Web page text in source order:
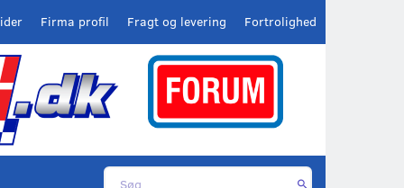
Fortrolighed
Fragt og levering
Firma profil